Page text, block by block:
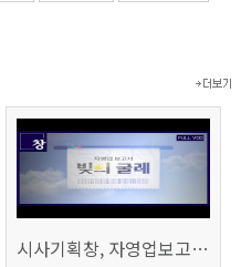
시사기획창, 자영업보고서 빚의 굴레 507회 (KBS 25.6.10)